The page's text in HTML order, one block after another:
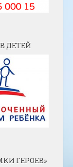
ДЕТЕЙ
ГЕРОЕВ»